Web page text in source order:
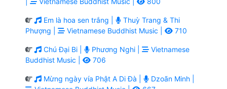
Em là hoa sen trắng |
Thuỳ Trang & Thi
Phượng |
Vietnamese Buddhist Music | 710
Chú Đại Bi | Phương Nghi |
Vietnamese
Buddhist Music |
706
Mừng ngày vía Phật A Di Đà |
Dzoãn Minh |